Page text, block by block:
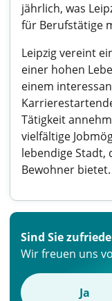
jährlich, was
für Berufstätige
Leipzig vereint
einer hohen
einem
Tätigkeit
vielfältige
lebendige Stadt,
Bewohner bietet.
Sind Sie
Wir freuen uns
Ja